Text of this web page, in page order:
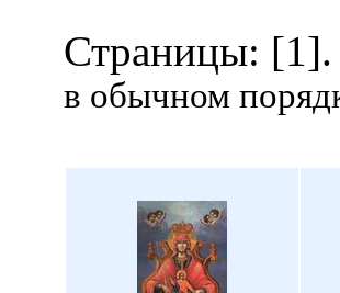
Страницы:
в обычном